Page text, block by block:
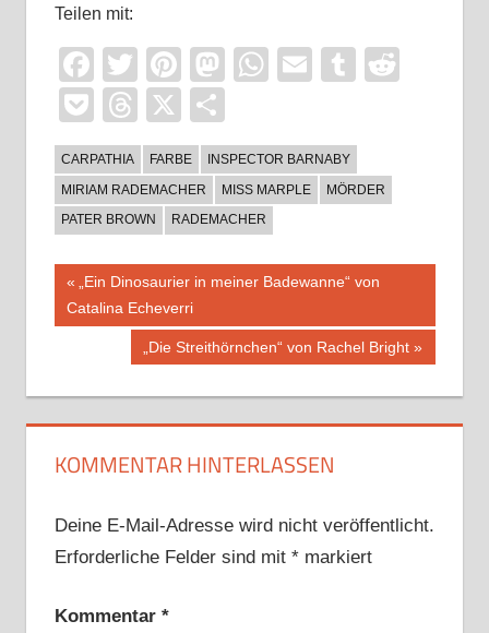
Teilen mit:
Facebook
TwitterPinterest
Mastodon
WhatsApp
EmailTumblr
PocketThreads
X
CARPATHIA FARBE
INSPECTOR BARNABY
MIRIAM RADEMACHER
MISS MARPLE
MÖRDER
PATER BROWN
RADEMACHER
Beitragsnavigation
Vorheriger
Beitrag:
„Ein Dinosaurier in meiner Badewanne“ von
Catalina Echeverri
Nächster
„Die Streithörnchen“ von Rachel Bright
KOMMENTAR HINTERLASSEN
Deine E-Mail-Adresse wird nicht veröffentlicht.
Erforderliche Felder sind mit *markiert
Kommentar *